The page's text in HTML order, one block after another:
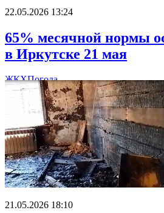
22.05.2026 13:24
65% месячной нормы
в Иркутске 21 мая
ЖКХПогода
21.05.2026 18:10